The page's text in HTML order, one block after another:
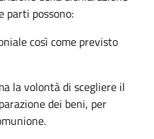
parti possono:
così come previsto
la volontà di scegliere il
dei beni, per